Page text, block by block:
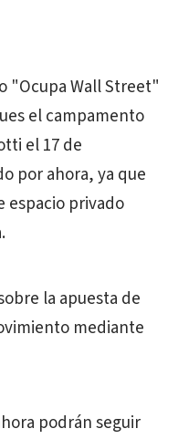
"Ocupa Wall Street"
el campamento
el 17 de
por ahora, ya que
espacio privado
la apuesta de
mediante
podrán seguir